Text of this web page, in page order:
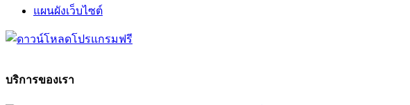
แผนผังเว็บไซต์
บริการของเรา